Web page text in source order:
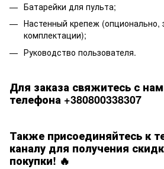
Батарейки для пульта;
Настенный крепеж (опционально,
комплектации);
Руководство пользователя.
Для заказа свяжитесь с
телефона +380800338307
Также присоединяйтесь к
каналу для получения
покупки! 🔥